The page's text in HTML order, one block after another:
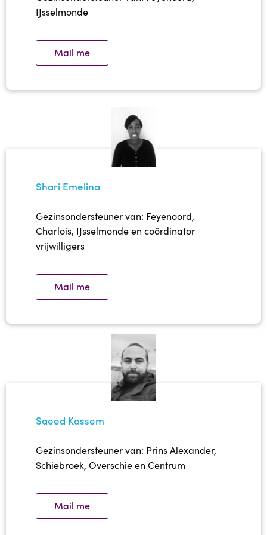
Contact
Aanvraag Brochure
Aanmelden
IJsselmonde
Mail me
Shari Emelina
Gezinsondersteuner van: Feyenoord,
Charlois, IJsselmonde en coördinator
vrijwilligers
Mail me
Saeed Kassem
Gezinsondersteuner van: Prins Alexander,
Schiebroek, Overschie en Centrum
Mail me